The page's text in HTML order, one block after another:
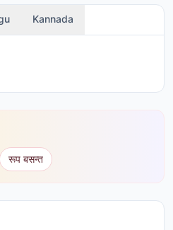
Kannada
रूप बसन्त